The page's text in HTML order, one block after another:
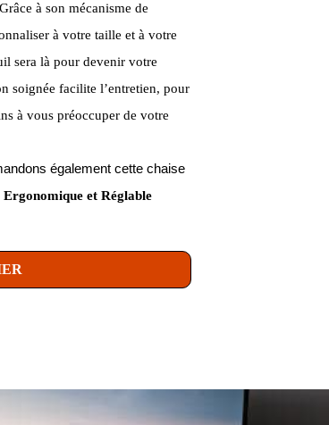
à son mécanisme de
à votre taille et à votre
sera là pour devenir votre
soignée facilite l’entretien, pour
à vous préoccuper de votre
également cette chaise
et Réglable